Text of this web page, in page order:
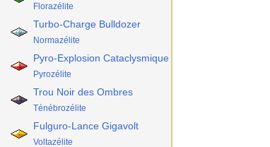
Florazélite
Turbo-Charge Bulldozer
Normazélite
Pyro-Explosion Cataclysmique
Pyrozélite
Trou Noir des Ombres
Ténébrozélite
Fulguro-Lance Gigavolt
Voltazélite